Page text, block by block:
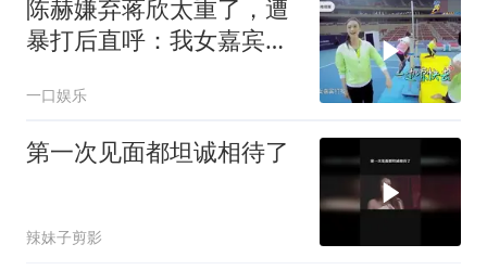
陈赫嫌弃蒋欣太重了，遭
暴打后直呼：我女嘉宾打
一口娱乐
第一次见面都坦诚相待了
辣妹子剪影